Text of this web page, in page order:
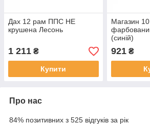
Дах 12 рам ППС НЕ
крушена Лесонь
1 211 ₴
Купити
Магазин
(синій)
921₴
Про нас
84% позитивних з 525 відгуків за рік